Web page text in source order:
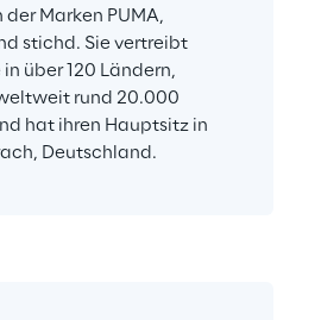
Marken PUMA,
stichd. Sie vertreibt
über 120 Ländern,
rund 20.000
hat ihren Hauptsitz in
Deutschland.